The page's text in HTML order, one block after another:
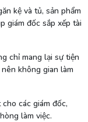
kệ và tủ, sản phẩm
giám đốc sắp xếp tài
chỉ mang lại sự tiện
không gian làm
các giám đốc,
làm việc.